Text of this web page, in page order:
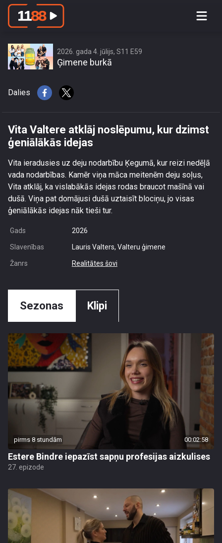
Vita Valtere atklāj noslēpumu, kur
2026. gada 4. jūlijs, S11 E59
Ģimene burkā
Dalies
Vita Valtere atklāj noslēpumu, kur dzimst
ģeniālākās idejas
Vita ieradusies uz deju nodarbību Ķegumā, kur reizi nedēļā
vada nodarbības. Kamēr viņa māca meitenēm deju soļus,
Vita atklāj, ka vislabākās idejas rodas braucot mašīnā vai
dušā. Viņa pat domājusi dušā uztaisīt blociņu, jo visas
ģeniālākās idejas nāk tieši tur.
Gads 2026
Slavenības Lauris Valters, Valteru ģimene
Žanrs Realitātes šovi
Sezonas Klipi
pirms 8 stundām 00:02:58
Estere Bindre iepazīst sapņu profesijas aizkulises
27. epizode